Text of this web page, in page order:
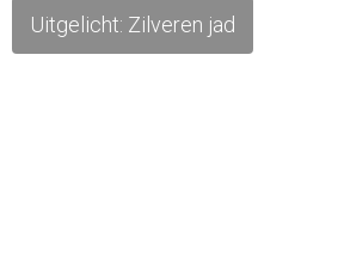
Uitgelicht: Zilveren jad